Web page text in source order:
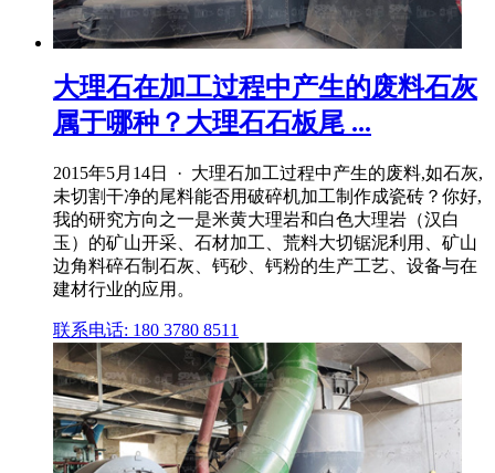
大理石在加工过程中产生的废料石灰
属于哪种？大理石石板尾 ...
2015年5月14日 · 大理石加工过程中产生的废料,如石灰,
未切割干净的尾料能否用破碎机加工制作成瓷砖？你好,
我的研究方向之一是米黄大理岩和白色大理岩（汉白
玉）的矿山开采、石材加工、荒料大切锯泥利用、矿山
边角料碎石制石灰、钙砂、钙粉的生产工艺、设备与在
建材行业的应用。
联系电话: 180 3780 8511